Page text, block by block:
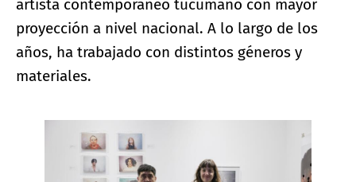
artista contemporáneo tucumano con mayor
proyección a nivel nacional. A lo largo de los
años, ha trabajado con distintos géneros y
materiales.
Ampliar imagen